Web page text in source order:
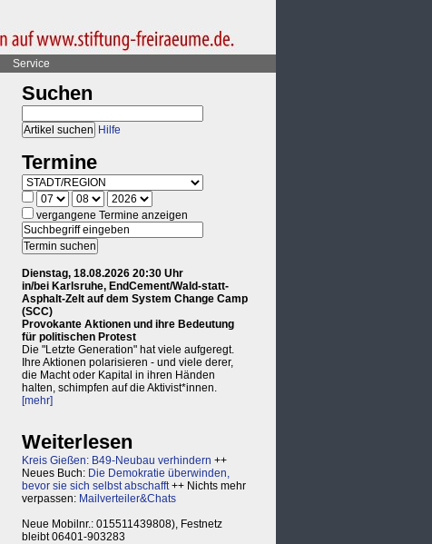
Service
Suchen
Hilfe
Termine
vergangene Termine anzeigen
Dienstag, 18.08.2026 20:30 Uhr
in/bei Karlsruhe, EndCement/Wald-statt-
Asphalt-Zelt auf dem System Change Camp
(SCC)
Provokante Aktionen und ihre Bedeutung
für politischen Protest
Die "Letzte Generation" hat viele aufgeregt.
Ihre Aktionen polarisieren - und viele derer,
die Macht oder Kapital in ihren Händen
halten, schimpfen auf die Aktivist*innen.
[mehr]
Weiterlesen
Kreis Gießen: B49-Neubau verhindern ++
Neues Buch: Die Demokratie überwinden,
bevor sie sich selbst abschafft++ Nichts mehr
verpassen: Mailverteiler&Chats
Neue Mobilnr.: 015511439808), Festnetz
bleibt 06401-903283